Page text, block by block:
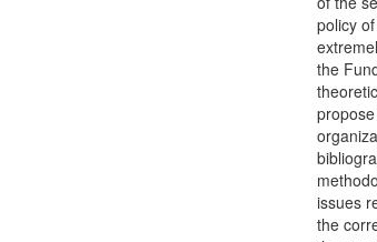
policy
the
issues
the